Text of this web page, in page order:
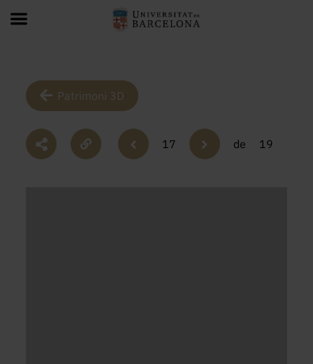
Patrimoni 3D
17 de 19